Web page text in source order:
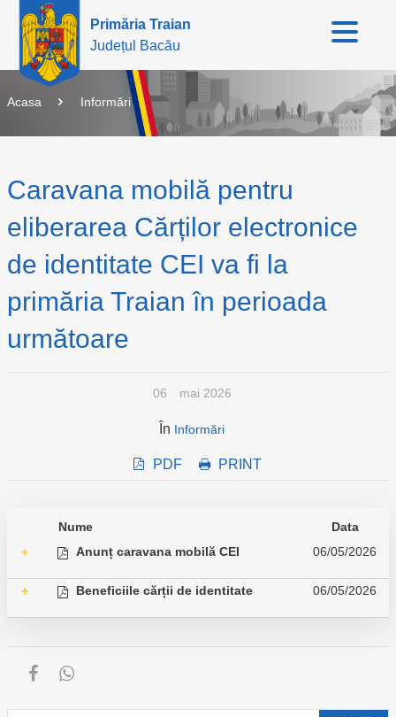
Primăria Traian
Județul Bacău
Acasa Informări
Caravana mobilă pentru
eliberarea Cărților electronice
de identitate CEI va fi la
primăria Traian în perioada
următoare
06 mai 2026
În Informări
PDF PRINT
Nume
Data
+
Anunț caravana mobilă CEI 06/05/2026
+ Beneficiile cărții de identitate 06/05/2026